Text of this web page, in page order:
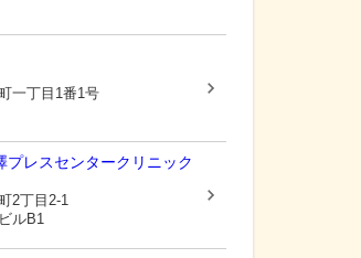
一丁目1番1号
プレスセンタークリニック
2丁目2-1
ルB1